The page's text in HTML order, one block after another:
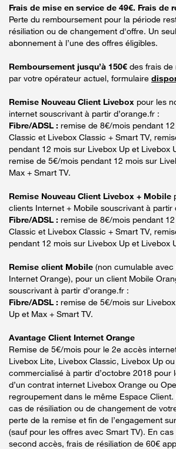
Frais de mise en service de 49€. Frais de
Perte du remboursement pour la période
résiliation ou de changement d'offre. Un
abonnement à l’une des offres éligibles.
Remboursement jusqu’à 150€ des frais de
par votre opérateur actuel, formulaire
Remise Nouveau Client Livebox pour les
internet souscrivant à partir d’orange.fr :
Fibre/ADSL : remise de 8€/mois pendant
Classic et Livebox Classic + Smart TV,
pendant 12 mois sur Livebox Up et Livebox
remise de 5€/mois pendant 12 mois sur
Max + Smart TV.
Remise Nouveau Client Livebox + Mobile
clients Internet + Mobile souscrivant à partir
Fibre/ADSL : remise de 8€/mois pendant
Classic et Livebox Classic + Smart TV,
pendant 12 mois sur Livebox Up et Livebox
Remise client Mobile (non cumulable avec
Internet Orange), pour un client Mobile
souscrivant à partir d’orange.fr :
Fibre/ADSL : remise de 5€/mois sur
Up et Max + Smart TV.
Avantage Client Internet Orange
Remise de 5€/mois pour le 2e accès
Livebox Lite, Livebox Classic, Livebox Up
commercialisé à partir d’octobre 2018 pour
d’un contrat internet Livebox Orange ou
regroupement dans le même Espace
cas de résiliation ou de changement de
perte de la remise et fin de l’engagement
(sauf pour les offres avec Smart TV). En
second accès, frais de résiliation de 60€